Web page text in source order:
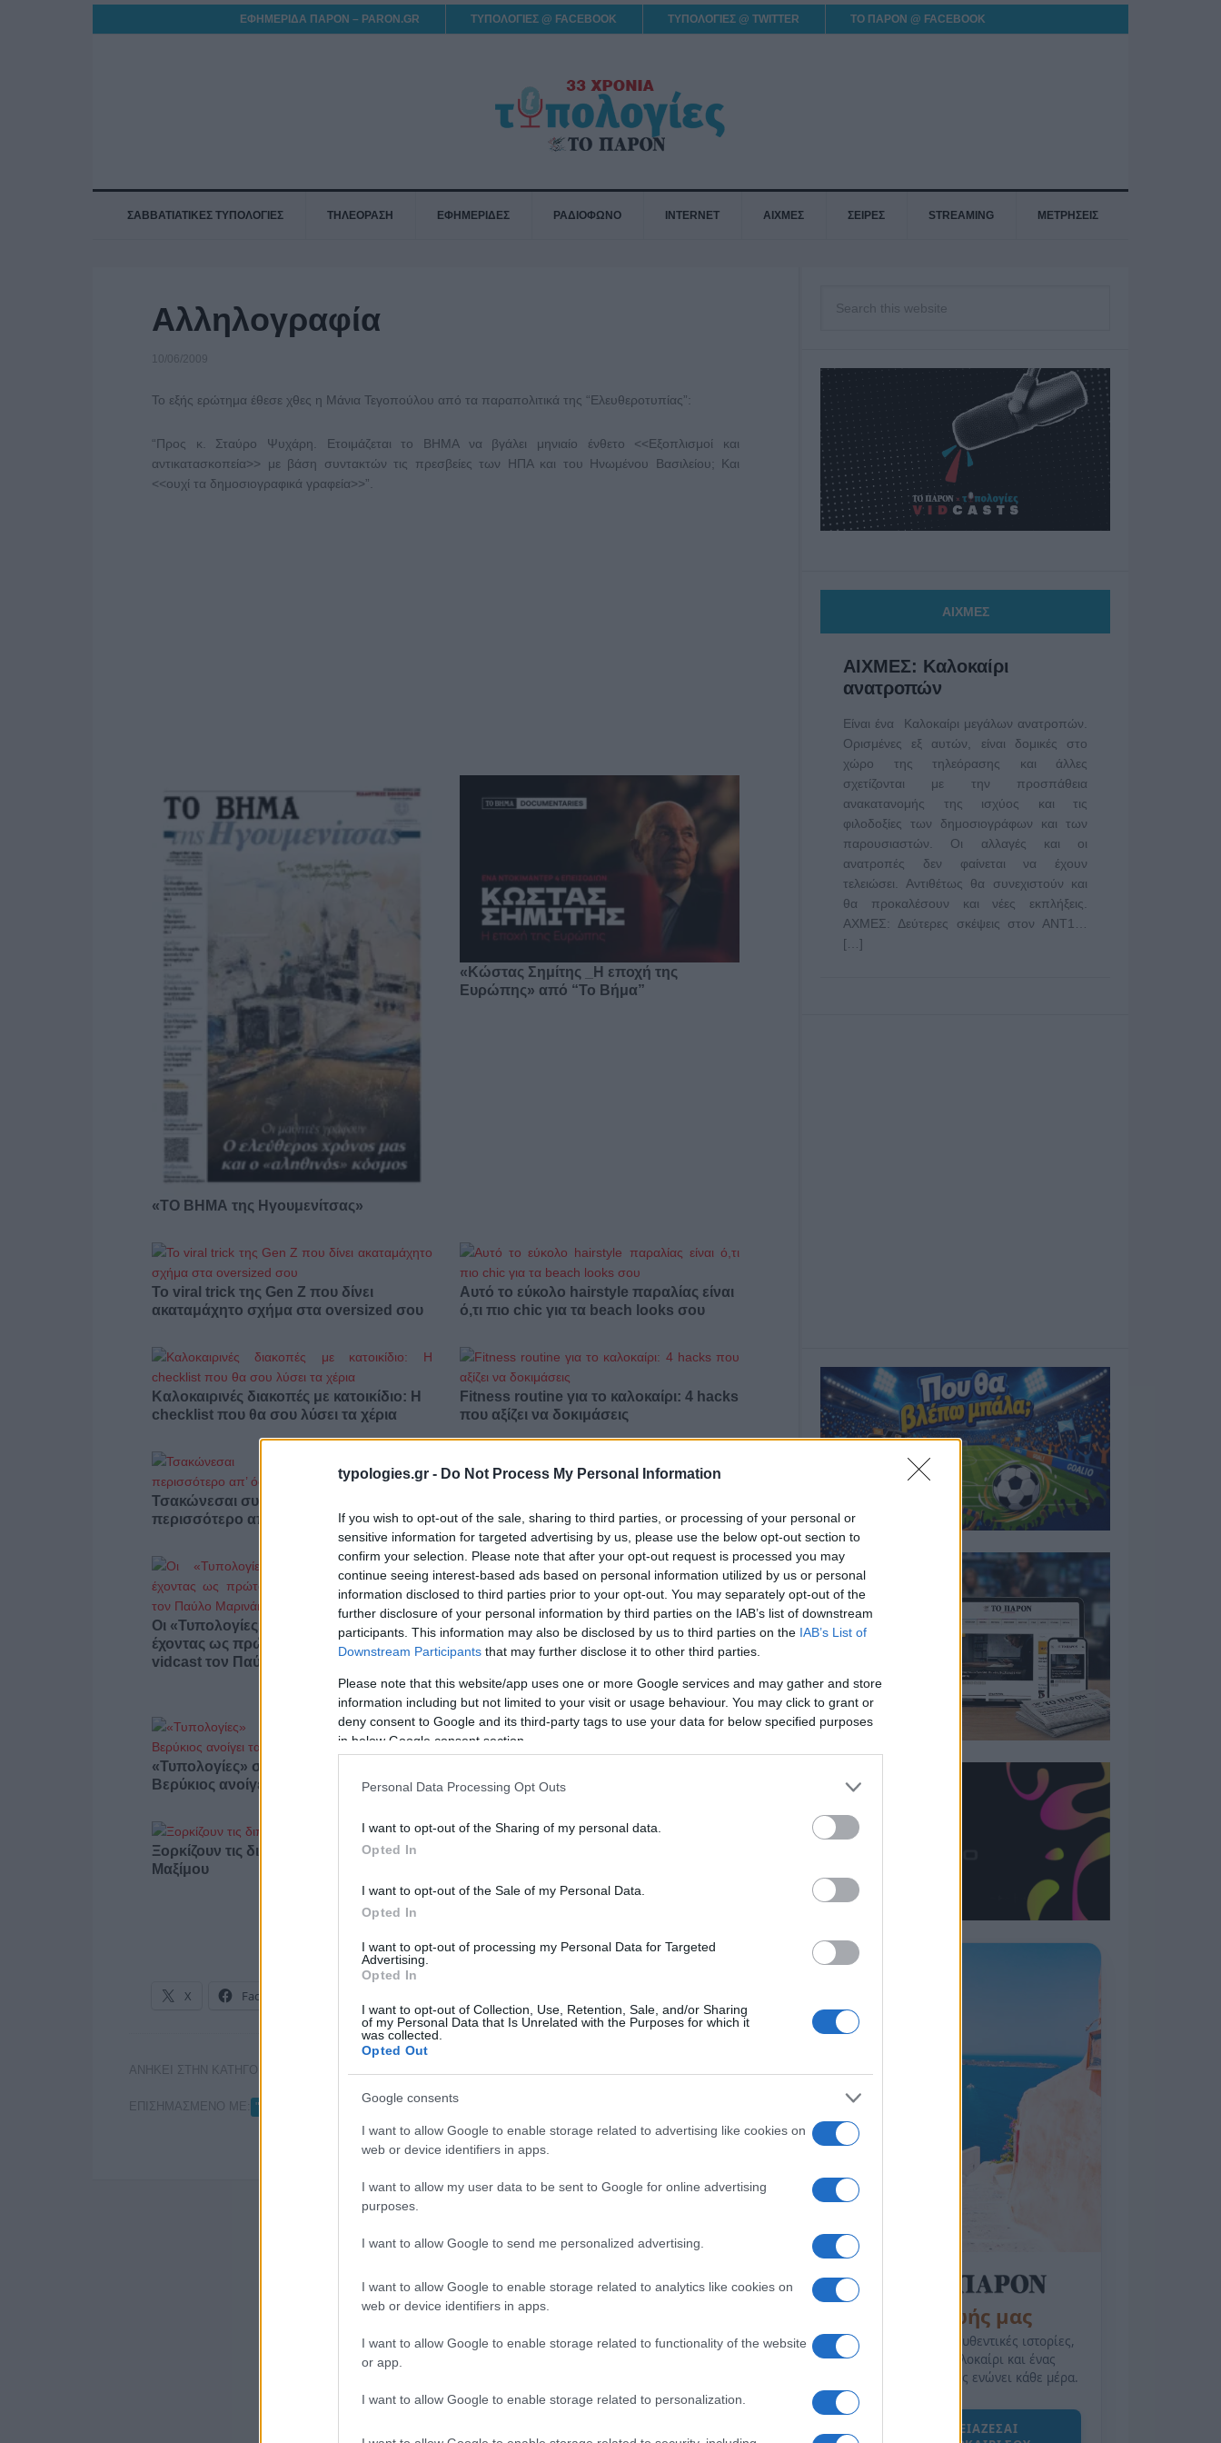
typologies.gr - Do Not Process My Personal Information
If you wish to opt-out of the sale, sharing to third parties, or processing of your personal or
sensitive information for targeted advertising by us, please use the below opt-out section to
confirm your selection. Please note that after your opt-out request is processed you may
continue seeing interest-based ads based on personal information utilized by us or personal
information disclosed to third parties prior to your opt-out. You may separately opt-out of the
further disclosure of your personal information by third parties on the IAB’s list of downstream
participants. This information may also be disclosed by us to third parties on the IAB’s List of
Downstream Participants that may further disclose it to other third parties.
Please note that this website/app uses one or more Google services and may gather and store
information including but not limited to your visit or usage behaviour. You may click to grant or
deny consent to Google and its third-party tags to use your data for below specified purposes
in below Google consent section.
Personal Data Processing Opt Outs
I want to opt-out of the Sharing of my personal data.
Opted In
I want to opt-out of the Sale of my Personal Data.
Opted In
I want to opt-out of processing my Personal Data for Targeted
Advertising.
Opted In
I want to opt-out of Collection, Use, Retention, Sale, and/or Sharing
of my Personal Data that Is Unrelated with the Purposes for which it
was collected.
Opted Out
Google consents
I want to allow Google to enable storage related to advertising like cookies on
web or device identifiers in apps.
I want to allow my user data to be sent to Google for online advertising
purposes.
I want to allow Google to send me personalized advertising.
I want to allow Google to enable storage related to analytics like cookies on
web or device identifiers in apps.
I want to allow Google to enable storage related to functionality of the website
or app.
I want to allow Google to enable storage related to personalization.
ΕΦΗΜΕΡΙΔΑ ΠΑΡΟΝ – PARON.GR ΤΥΠΟΛΟΓΙΕΣ @ FACEBOOK ΤΥΠΟΛΟΓΙΕΣ @ TWITTER ΤΟ ΠΑΡΟΝ @ FACEBOOK
ΣΑΒΒΑΤΙΑΤΙΚΕΣ ΤΥΠΟΛΟΓΙΕΣ ΤΗΛΕΟΡΑΣΗ ΕΦΗΜΕΡΙΔΕΣ ΡΑΔΙΟΦΩΝΟ INTERNET ΑΙΧΜΕΣ ΣΕΙΡΕΣ STREAMING ΜΕΤΡΗΣΕΙΣ
Αλληλογραφία
10/06/2009
Το εξής ερώτημα έθεσε χθες η Μάνια Τεγοπούλου από τα παραπολιτικά της “Ελευθεροτυπίας”:
“Προς κ. Σταύρο Ψυχάρη. Ετοιμάζεται το ΒΗΜΑ να βγάλει μηνιαίο ένθετο <<Εξοπλισμοί και
αντικατασκοπεία>> με βάση συντακτών τις πρεσβείες των ΗΠΑ και του Ηνωμένου Βασιλείου; Και
<<ουχί τα δημοσιογραφικά γραφεία>>”.
«ΤΟ ΒΗΜΑ της Ηγουμενίτσας»
«Κώστας Σημίτης _Η εποχή της
Ευρώπης» από “Το Βήμα”
Το viral trick της Gen Z που δίνει
ακαταμάχητο σχήμα στα oversized σου
Αυτό το εύκολο hairstyle παραλίας είναι
ό,τι πιο chic για τα beach looks σου
Καλοκαιρινές διακοπές με κατοικίδιο: Η
checklist που θα σου λύσει τα χέρια
Fitness routine για το καλοκαίρι: 4 hacks
που αξίζει να δοκιμάσεις
Τσακώνεσαι συνέχεια; Ίσως φταις
περισσότερο απ’ όσο νομίζεις
της Cardi B στο σπίτι σε λίγα λεπτά
Οι «Τυπολογίες» περνούν στην εικόνα,
έχοντας ως πρώτο καλεσμένο στο νέο
vidcast τον Παύλο Μαρινάκη
Τηλεοπτικά «Μαγειρέματα», Ψηφιακοί
Πόλεμοι και ένα… Τσουνάμι Αλλαγών: Η
Εβδομάδα που Ανακάτεψε την
Τράπουλα των Ελληνικών Media
«Τυπολογίες» στο YouTube: Ο Δήμος
Βερύκιος ανοίγει τα χαρτιά του – Vidcast
συμπαρασύρει την κυβέρνηση
Ξορκίζουν τις διπλές εκλογές στο
Μαξίμου
Ο καιρός των επομένων ημερών:
θερμοκρασίας
X Facebook
ΑΝΗΚΕΙ ΣΤΗΝ ΚΑΤΗΓΟΡΙΑ:
ΕΠΙΣΗΜΑΣΜΕΝΟ ΜΕ: "ΒΗΜΑ" "ΕΛΕΥΘΕΡΟΤΥΠΙΑ" ΣΤΑΥΡΟΣ ΨΥΧΑΡΗΣ
ΑΙΧΜΕΣ
ΑΙΧΜΕΣ: Καλοκαίρι
ανατροπών
Είναι ένα Καλοκαίρι μεγάλων ανατροπών.
Ορισμένες εξ αυτών, είναι δομικές στο
χώρο της τηλεόρασης και άλλες
σχετίζονται με την προσπάθεια
ανακατανομής της ισχύος και τις
φιλοδοξίες των δημοσιογράφων και των
παρουσιαστών. Οι αλλαγές και οι
ανατροπές δεν φαίνεται να έχουν
τελειώσει. Αντιθέτως θα συνεχιστούν και
θα προκαλέσουν και νέες εκπλήξεις.
ΑΧΜΕΣ: Δεύτερες σκέψεις στον ΑΝΤ1…
[…]
της Ζωής μας
Οι άνθρωποι, οι αυθεντικές ιστορίες,
το ελληνικό καλοκαίρι και ένας
πολιτισμός που μας ενώνει κάθε μέρα.
ΟΣΑ ΧΡΕΙΑΖΕΣΑΙ